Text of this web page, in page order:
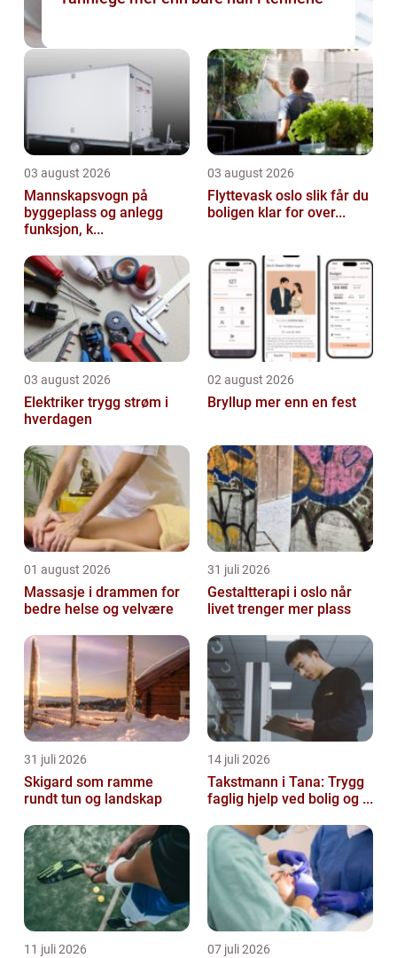
03 august 2026
Mannskapsvogn på
byggeplass og anlegg
funksjon, k...
03 august 2026
Flyttevask oslo slik får du
boligen klar for over...
03 august 2026
Elektriker trygg strøm i
hverdagen
02 august 2026
Bryllup mer enn en fest
01 august 2026
Massasje i drammen for
bedre helse og velvære
31 juli 2026
Gestaltterapi i oslo når
livet trenger mer plass
31 juli 2026
Skigard som ramme
rundt tun og landskap
14 juli 2026
Takstmann i Tana: Trygg
faglig hjelp ved bolig og ...
11 juli 2026 07 juli 2026